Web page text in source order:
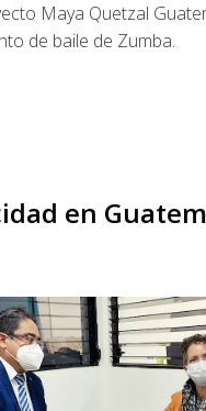
Maya Quetzal
de baile de Zumba.
en